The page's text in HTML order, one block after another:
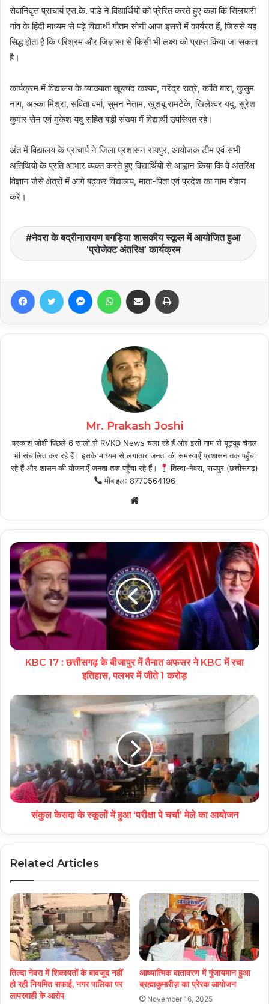
सेवानिवृत्त प्राचार्य एस.के. पांडे ने विद्यार्थियों को प्रेरित करते हुए कहा कि सिलयारी
गांव के हिंदी माध्यम से पढ़े विद्यार्थी गौतम सोनी आज इसरो में कार्यरत हैं, जिससे यह
सिद्ध होता है कि परिश्रम और जिज्ञासा से किसी भी लक्ष्य को प्राप्त किया जा सकता
है।
कार्यक्रम में विद्यालय के व्याख्याता खूबचंद कश्यप, नरेंद्र रात्रे, कांति बारा, कुसुम
नाग, अल्का मिश्रा, सविता वर्मा, सुमन नेताम, खुशबू रामटेके, खिलेश्वर यदु, सुरेश
कुमार सेन एवं मुकेश यदु सहित बड़ी संख्या में विद्यार्थी उपस्थित रहे।
अंत में विद्यालय के प्राचार्य ने जिला प्रशासन रायपुर, आयोजक टीम एवं सभी
अतिथियों के प्रति आभार व्यक्त करते हुए विद्यार्थियों से आह्वान किया कि वे अंतरिक्ष
विज्ञान जैसे क्षेत्रों में आगे बढ़कर विद्यालय, माता-पिता एवं प्रदेश का नाम रोशन
करें।
नेवरा के बद्रीनारायण बगड़िया शासकीय स्कूल में आयोजित हुआ
‘प्रोजेक्ट अंतरिक्ष’ कार्यक्रम
FacebookTwitter MessengerWhatsAppShare via Email
Mr. Prakash Joshi
प्रकाश जोशी पिछले 6 सालों से RVKD News चला रहे हैं और इसी नाम से यूट्यूब चैनल
भी संचालित कर रहे हैं। इसके माध्यम से लगातार जनता की समस्याएँ प्रशासन तक पहुँचा
रहे हैं और शासन की योजनाएँ जनता तक पहुँचा रहे हैं।
तिल्दा-नेवरा, रायपुर (छत्तीसगढ़)
मोबाइल: 8770564196
Website
KBC 17 : छत्तीसगढ़ के बीजापुर में तैनात अफसर ने KBC में रचा
इतिहास, पलभर में जीते 1 करोड़
संकुल केसदा के स्कूलों में हुआ ‘परीक्षा पे चर्चा’ मेले का आयोजन
Related Articles
तिल्दा नेवरा में शिकायतों के बावजूद नहीं
हो रही नियमित सफाई, नगर पालिका पर
लापरवाही के आरोप
आध्यात्मिक वातावरण में गुंजायमान हुआ
ब्रह्माकुमारीज़ का प्रेरक आयोजन
November 16, 2025